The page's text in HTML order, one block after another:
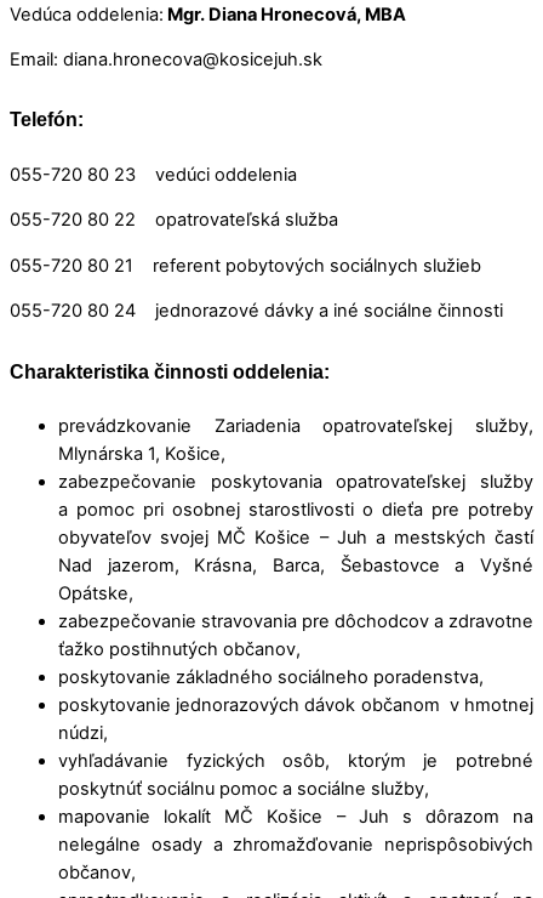
Vedúca oddelenia: Mgr. Diana Hronecová, MBA
Email: diana.hronecova@kosicejuh.sk
Telefón:
055-720 80 23 vedúci oddelenia
055-720 80 22 opatrovateľská služba
055-720 80 21 referent pobytových sociálnych služieb
055-720 80 24 jednorazové dávky a iné sociálne činnosti
Charakteristika činnosti oddelenia:
prevádzkovanie Zariadenia opatrovateľskej služby,
Mlynárska 1, Košice,
zabezpečovanie poskytovania opatrovateľskej služby
a pomoc pri osobnej starostlivosti o dieťa pre potreby
obyvateľov svojej MČ Košice – Juh a mestských častí
Nad jazerom, Krásna, Barca, Šebastovce a Vyšné
Opátske,
zabezpečovanie stravovania pre dôchodcov a zdravotne
ťažko postihnutých občanov,
poskytovanie základného sociálneho poradenstva,
poskytovanie jednorazových dávok občanom v hmotnej
núdzi,
vyhľadávanie fyzických osôb, ktorým je potrebné
poskytnúť sociálnu pomoc a sociálne služby,
mapovanie lokalít MČ Košice – Juh s dôrazom na
nelegálne osady a zhromažďovanie neprispôsobivých
občanov,